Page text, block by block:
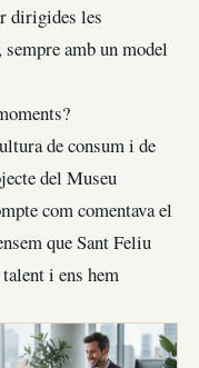
dirigides les
amb un model
de consum i de
del Museu
com comentava el
que Sant Feliu
i ens hem